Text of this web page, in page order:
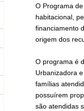
O Programa
habitacional,
financiamento
origem dos
O programa é
Urbanizadora
famílias
possuírem
são atendidas